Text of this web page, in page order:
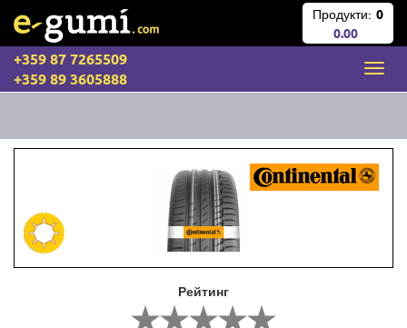
Продукти: 0
0.00
+359 87 7265509
+359 89 3605888
Рейтинг